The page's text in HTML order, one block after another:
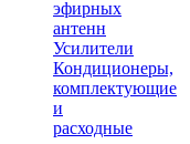
эфирных
антенн
Усилители
Кондиционеры,
комплектующие
и
расходные